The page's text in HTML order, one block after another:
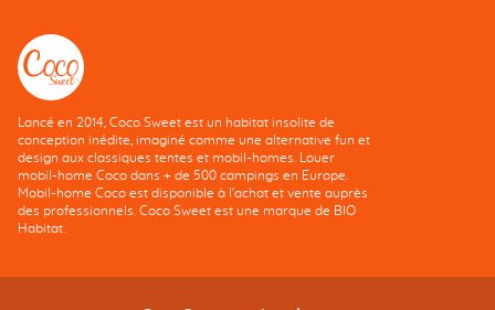
Lancé en 2014, Coco Sweet est un habitat insolite de
conception inédite, imaginé comme une alternative fun et
design aux classiques tentes et mobil-homes. Louer
mobil-home Coco dans + de 500 campings en Europe.
Mobil-home Coco est disponible à l'achat et vente auprès
des professionnels. Coco Sweet est une marque de BIO
Habitat.